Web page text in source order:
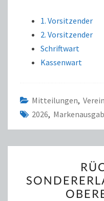
1. Vorsitzender
2. Vorsitzender
Schriftwart
Kassenwart
Mitteilungen, Verein
2026,